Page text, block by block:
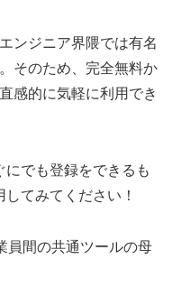
ンジニア界隈では有名
そのため、完全無料か
感的に気軽に利用でき
にでも登録をできるも
してみてください！
員間の共通ツールの母